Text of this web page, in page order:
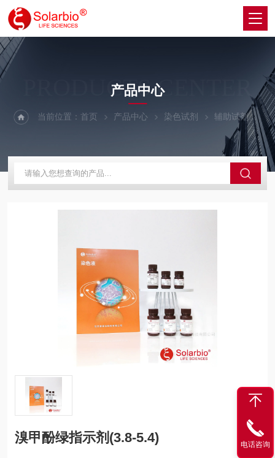
PRODUCTS CENTER
产品中心
当前位置：首页 产品中心 染色试剂 辅助试剂
溴甲酚绿指示剂(3.8-5.4) 电话咨询